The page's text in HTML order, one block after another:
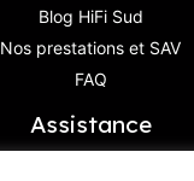
Blog HiFi Sud
Nos prestations et SAV
FAQ
Assistance